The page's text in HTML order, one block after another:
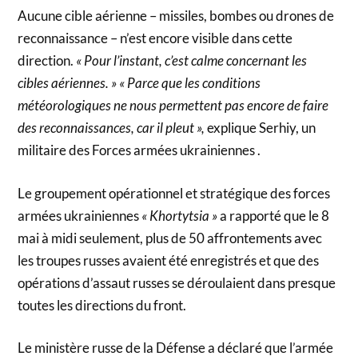
Aucune cible aérienne – missiles, bombes ou drones de
reconnaissance – n’est encore visible dans cette
direction. « Pour l’instant, c’est calme concernant les
cibles aériennes. » « Parce que les conditions
météorologiques ne nous permettent pas encore de faire
des reconnaissances, car il pleut »,explique Serhiy, un
militaire des Forces armées ukrainiennes .
Le groupement opérationnel et stratégique des forces
armées ukrainiennes« Khortytsia »a rapporté que le 8
mai à midi seulement, plus de 50 affrontements avec
les troupes russes avaient été enregistrés et que des
opérations d’assaut russes se déroulaient dans presque
toutes les directions du front.
Le ministère russe de la Défense a déclaré que l’armée